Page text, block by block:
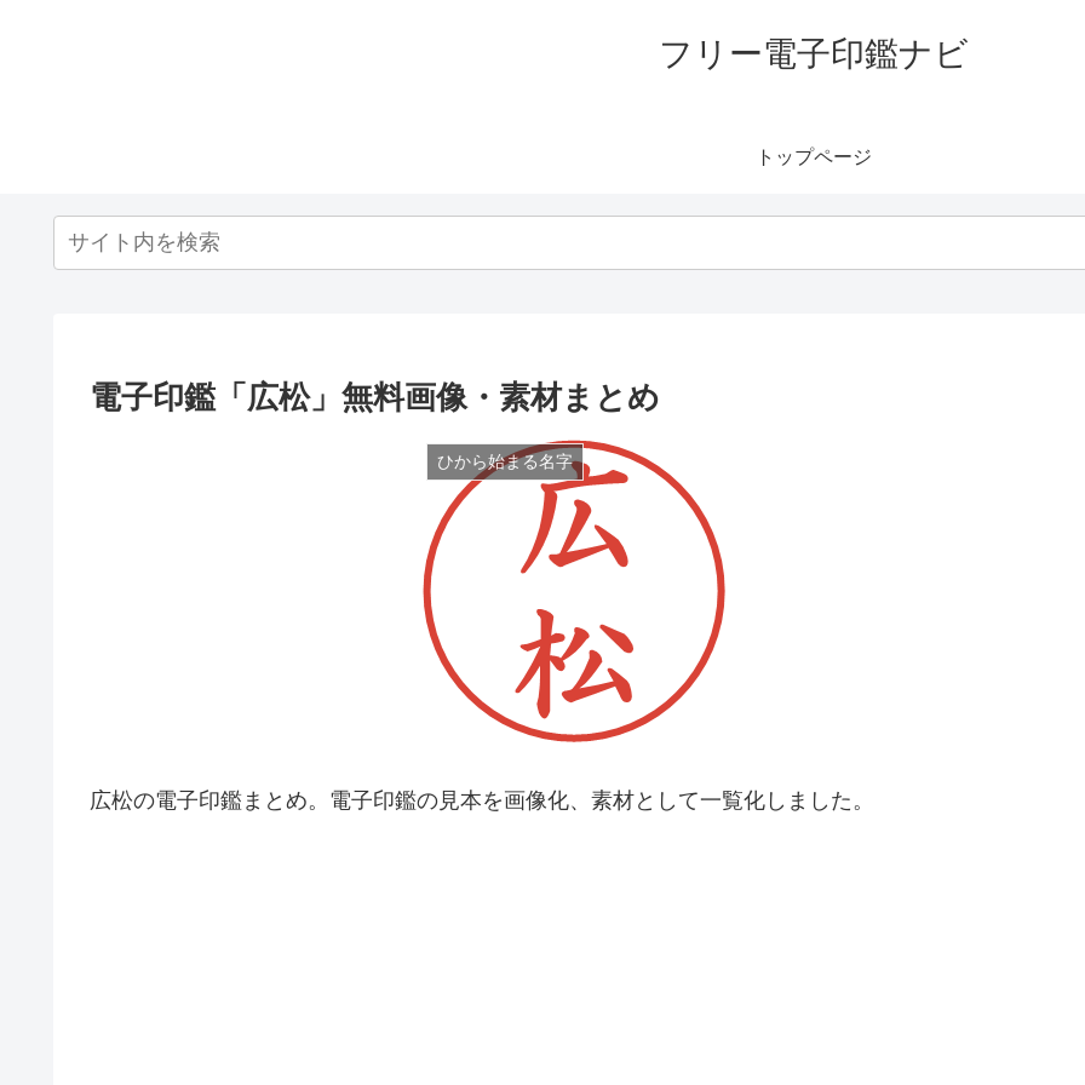
フリー電子印鑑ナビ
トップページ
電子印鑑「広松」無料画像・素材まとめ
ひから始まる名字
広松の電子印鑑まとめ。電子印鑑の見本を画像化、素材として一覧化しました。